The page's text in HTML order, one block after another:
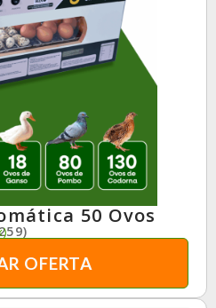
50 Ovos
OFERTA